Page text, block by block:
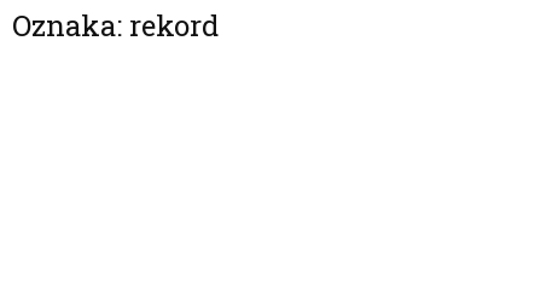
Oznaka: rekord